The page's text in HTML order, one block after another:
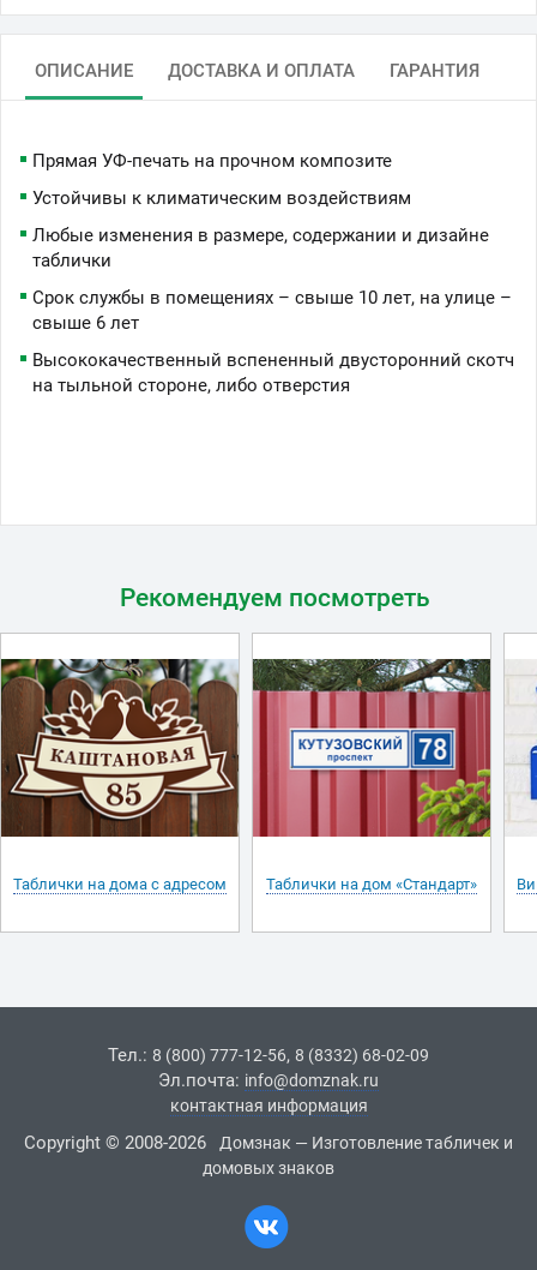
ОПИСАНИЕ ДОСТАВКА И ОПЛАТА ГАРАНТИЯ
Прямая УФ-печать на прочном композите
Устойчивы к климатическим воздействиям
Любые изменения в размере, содержании и дизайне
таблички
Срок службы в помещениях – свыше 10 лет, на улице –
свыше 6 лет
Высококачественный вспененный двусторонний скотч
на тыльной стороне, либо отверстия
Рекомендуем посмотреть
Таблички на дома с адресом Таблички на дом «Стандарт»
Тел.: 8 (800) 777-12-56, 8 (8332) 68-02-09
Эл.почта: info@domznak.ru
контактная информация
Copyright © 2008-2026
Домзнак — Изготовление табличек и
домовых знаков